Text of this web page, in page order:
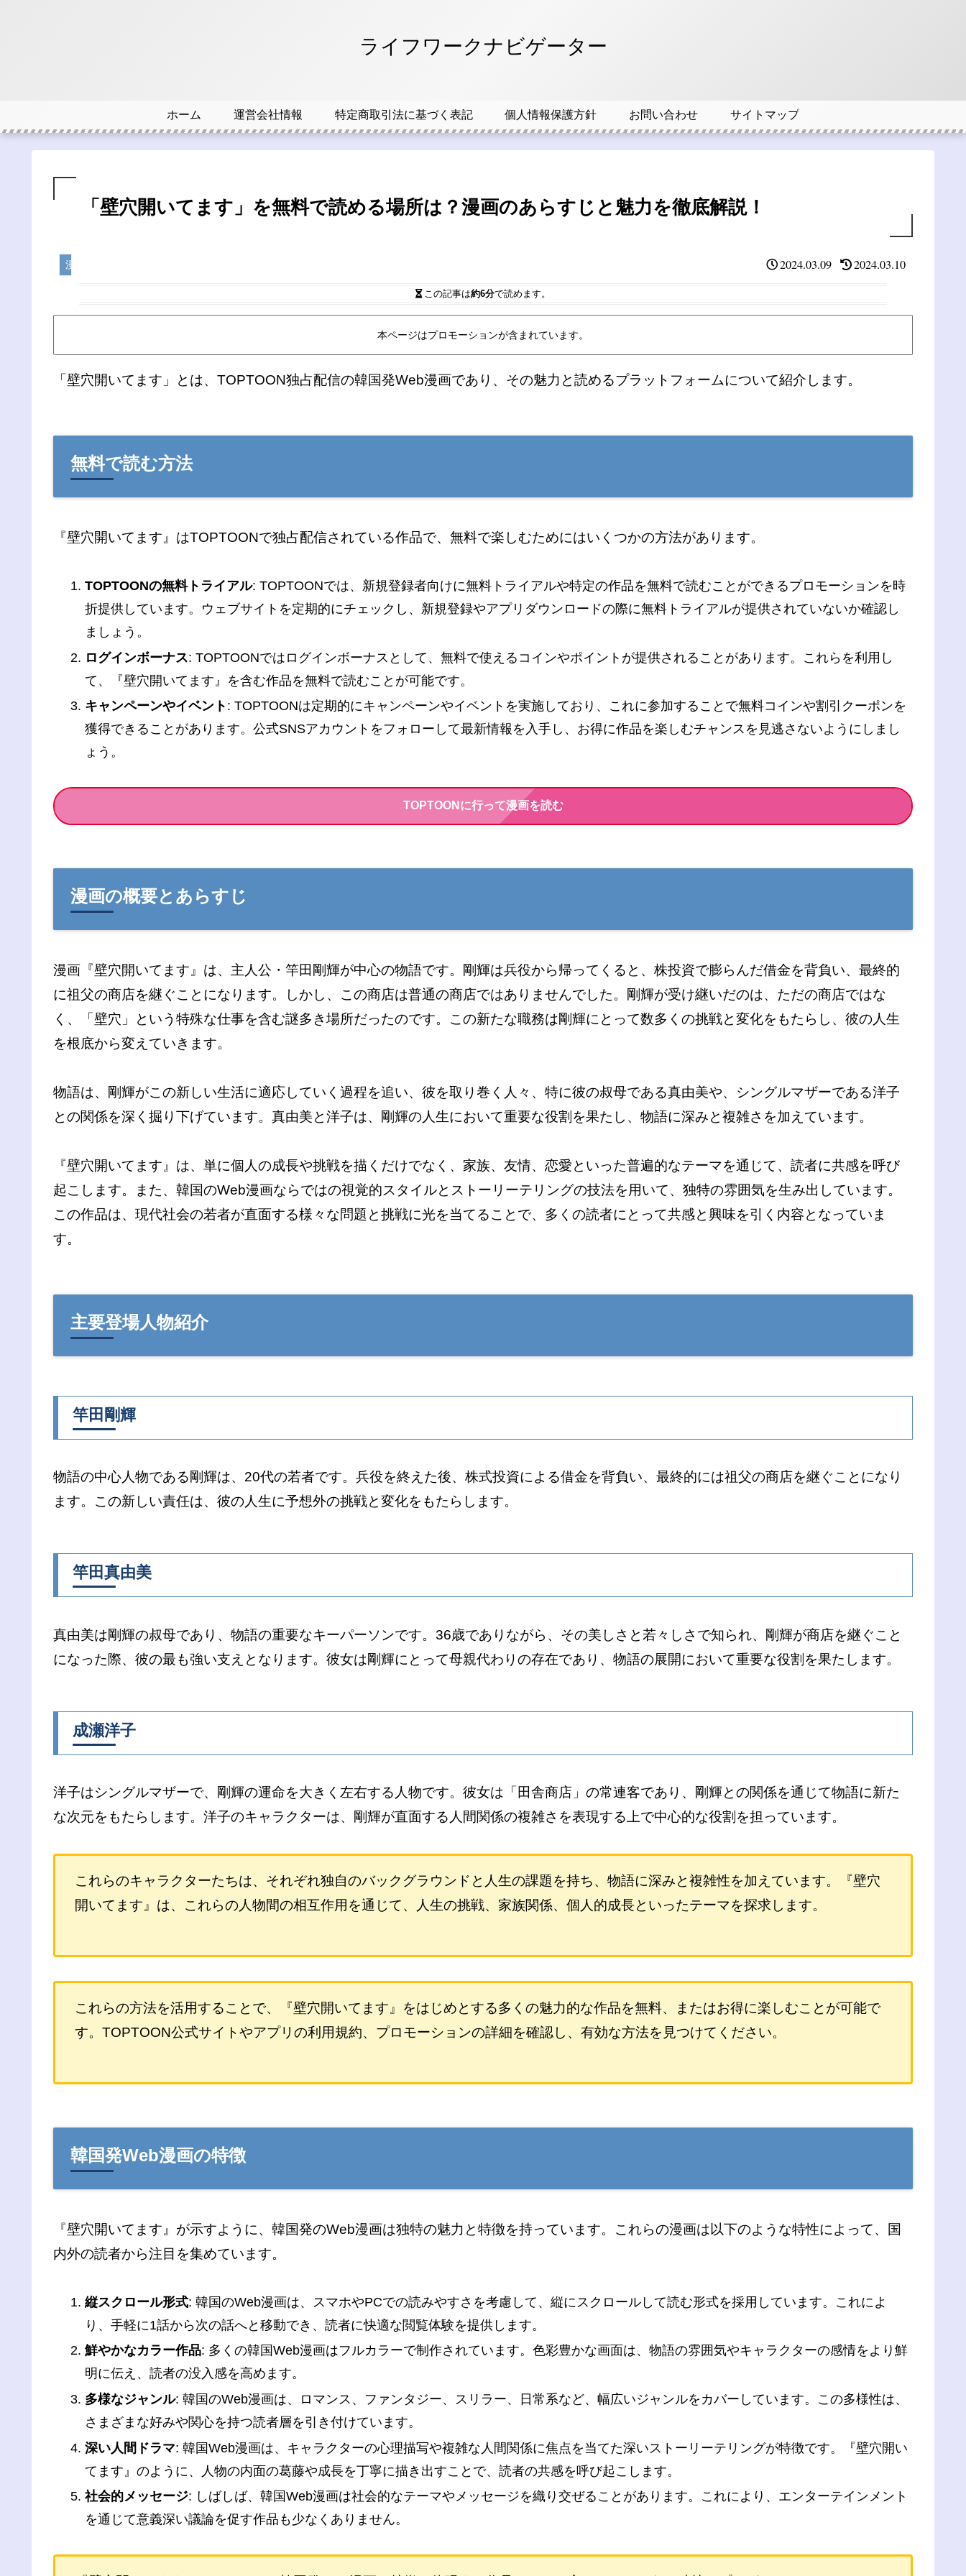
ライフワークナビゲーター
ホーム 運営会社情報 特定商取引法に基づく表記 個人情報保護方針 お問い合わせ サイトマップ
「壁穴開いてます」を無料で読める場所は？漫画のあらすじと魅力を徹底解説！
漫画 2024.03.09 2024.03.10
この記事は約6分で読めます。
本ページはプロモーションが含まれています。
「壁穴開いてます」とは、TOPTOON独占配信の韓国発Web漫画であり、その魅力と読めるプラットフォームについて紹介します。
無料で読む方法
『壁穴開いてます』はTOPTOONで独占配信されている作品で、無料で楽しむためにはいくつかの方法があります。
TOPTOONの無料トライアル: TOPTOONでは、新規登録者向けに無料トライアルや特定の作品を無料で読むことができるプロモーションを時
折提供しています。ウェブサイトを定期的にチェックし、新規登録やアプリダウンロードの際に無料トライアルが提供されていないか確認し
ましょう。
ログインボーナス: TOPTOONではログインボーナスとして、無料で使えるコインやポイントが提供されることがあります。これらを利用し
て、『壁穴開いてます』を含む作品を無料で読むことが可能です。
キャンペーンやイベント : TOPTOONは定期的にキャンペーンやイベントを実施しており、これに参加することで無料コインや割引クーポンを
獲得できることがあります。公式SNSアカウントをフォローして最新情報を入手し、お得に作品を楽しむチャンスを見逃さないようにしまし
ょう。
TOPTOONに行って漫画を読む
漫画の概要とあらすじ
漫画『壁穴開いてます』は、主人公・竿田剛輝が中心の物語です。剛輝は兵役から帰ってくると、株投資で膨らんだ借金を背負い、最終的
に祖父の商店を継ぐことになります。しかし、この商店は普通の商店ではありませんでした。剛輝が受け継いだのは、ただの商店ではな
く、「壁穴」という特殊な仕事を含む謎多き場所だったのです。この新たな職務は剛輝にとって数多くの挑戦と変化をもたらし、彼の人生
を根底から変えていきます。
物語は、剛輝がこの新しい生活に適応していく過程を追い、彼を取り巻く人々、特に彼の叔母である真由美や、シングルマザーである洋子
との関係を深く掘り下げています。真由美と洋子は、剛輝の人生において重要な役割を果たし、物語に深みと複雑さを加えています。
『壁穴開いてます』は、単に個人の成長や挑戦を描くだけでなく、家族、友情、恋愛といった普遍的なテーマを通じて、読者に共感を呼び
起こします。また、韓国のWeb漫画ならではの視覚的スタイルとストーリーテリングの技法を用いて、独特の雰囲気を生み出しています。
この作品は、現代社会の若者が直面する様々な問題と挑戦に光を当てることで、多くの読者にとって共感と興味を引く内容となっていま
す。
主要登場人物紹介
竿田剛輝
物語の中心人物である剛輝は、20代の若者です。兵役を終えた後、株式投資による借金を背負い、最終的には祖父の商店を継ぐことになり
ます。この新しい責任は、彼の人生に予想外の挑戦と変化をもたらします。
竿田真由美
真由美は剛輝の叔母であり、物語の重要なキーパーソンです。36歳でありながら、その美しさと若々しさで知られ、剛輝が商店を継ぐこと
になった際、彼の最も強い支えとなります。彼女は剛輝にとって母親代わりの存在であり、物語の展開において重要な役割を果たします。
成瀬洋子
洋子はシングルマザーで、剛輝の運命を大きく左右する人物です。彼女は「田舎商店」の常連客であり、剛輝との関係を通じて物語に新た
な次元をもたらします。洋子のキャラクターは、剛輝が直面する人間関係の複雑さを表現する上で中心的な役割を担っています。
これらのキャラクターたちは、それぞれ独自のバックグラウンドと人生の課題を持ち、物語に深みと複雑性を加えています。『壁穴
開いてます』は、これらの人物間の相互作用を通じて、人生の挑戦、家族関係、個人的成長といったテーマを探求します。
これらの方法を活用することで、『壁穴開いてます』をはじめとする多くの魅力的な作品を無料、またはお得に楽しむことが可能で
す。TOPTOON公式サイトやアプリの利用規約、プロモーションの詳細を確認し、有効な方法を見つけてください。
韓国発Web漫画の特徴
『壁穴開いてます』が示すように、韓国発のWeb漫画は独特の魅力と特徴を持っています。これらの漫画は以下のような特性によって、国
内外の読者から注目を集めています。
縦スクロール形式: 韓国のWeb漫画は、スマホやPCでの読みやすさを考慮して、縦にスクロールして読む形式を採用しています。これによ
り、手軽に1話から次の話へと移動でき、読者に快適な閲覧体験を提供します。
鮮やかなカラー作品: 多くの韓国Web漫画はフルカラーで制作されています。色彩豊かな画面は、物語の雰囲気やキャラクターの感情をより鮮
明に伝え、読者の没入感を高めます。
多様なジャンル: 韓国のWeb漫画は、ロマンス、ファンタジー、スリラー、日常系など、幅広いジャンルをカバーしています。この多様性は、
さまざまな好みや関心を持つ読者層を引き付けています。
深い人間ドラマ: 韓国Web漫画は、キャラクターの心理描写や複雑な人間関係に焦点を当てた深いストーリーテリングが特徴です。『壁穴開い
てます』のように、人物の内面の葛藤や成長を丁寧に描き出すことで、読者の共感を呼び起こします。
社会的メッセージ: しばしば、韓国Web漫画は社会的なテーマやメッセージを織り交ぜることがあります。これにより、エンターテインメント
を通じて意義深い議論を促す作品も少なくありません。